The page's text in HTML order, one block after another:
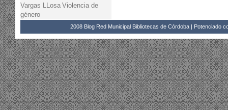
Vargas LLosa Violencia de
género
2008 Blog Red Municipal Bibliotecas de Córdoba | Potenciado